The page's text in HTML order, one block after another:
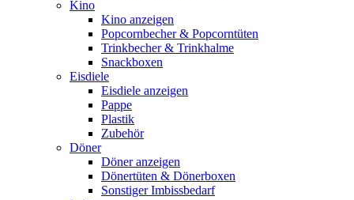
Kino
Kino anzeigen
Popcornbecher & Popcorntüten
Trinkbecher & Trinkhalme
Snackboxen
Eisdiele
Eisdiele anzeigen
Pappe
Plastik
Zubehör
Döner
Döner anzeigen
Dönertüten & Dönerboxen
Sonstiger Imbissbedarf